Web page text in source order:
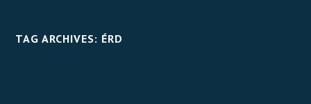
TAG ARCHIVES: ÉRD